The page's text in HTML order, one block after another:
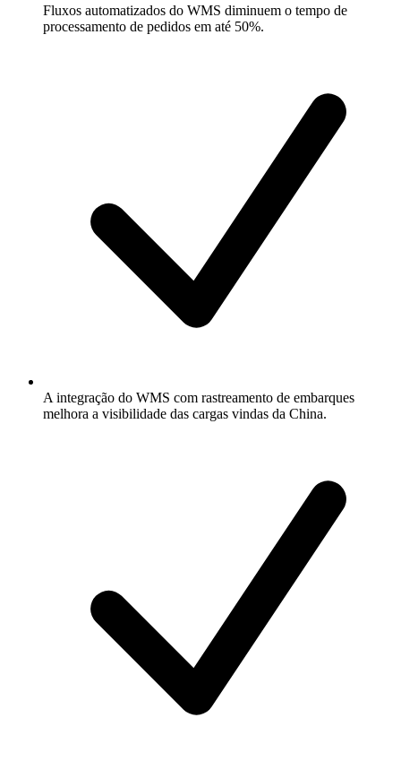
Fluxos automatizados do WMS diminuem o tempo de
processamento de pedidos em até 50%.
A integração do WMS com rastreamento de embarques
melhora a visibilidade das cargas vindas da China.